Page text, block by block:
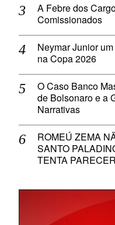
A Febre dos
Comissionados
Neymar Junior
na Copa 2026
O Caso Banco
de Bolsonaro e a
Narrativas
ROMEÚ ZEMA
SANTO
TENTA PARECER